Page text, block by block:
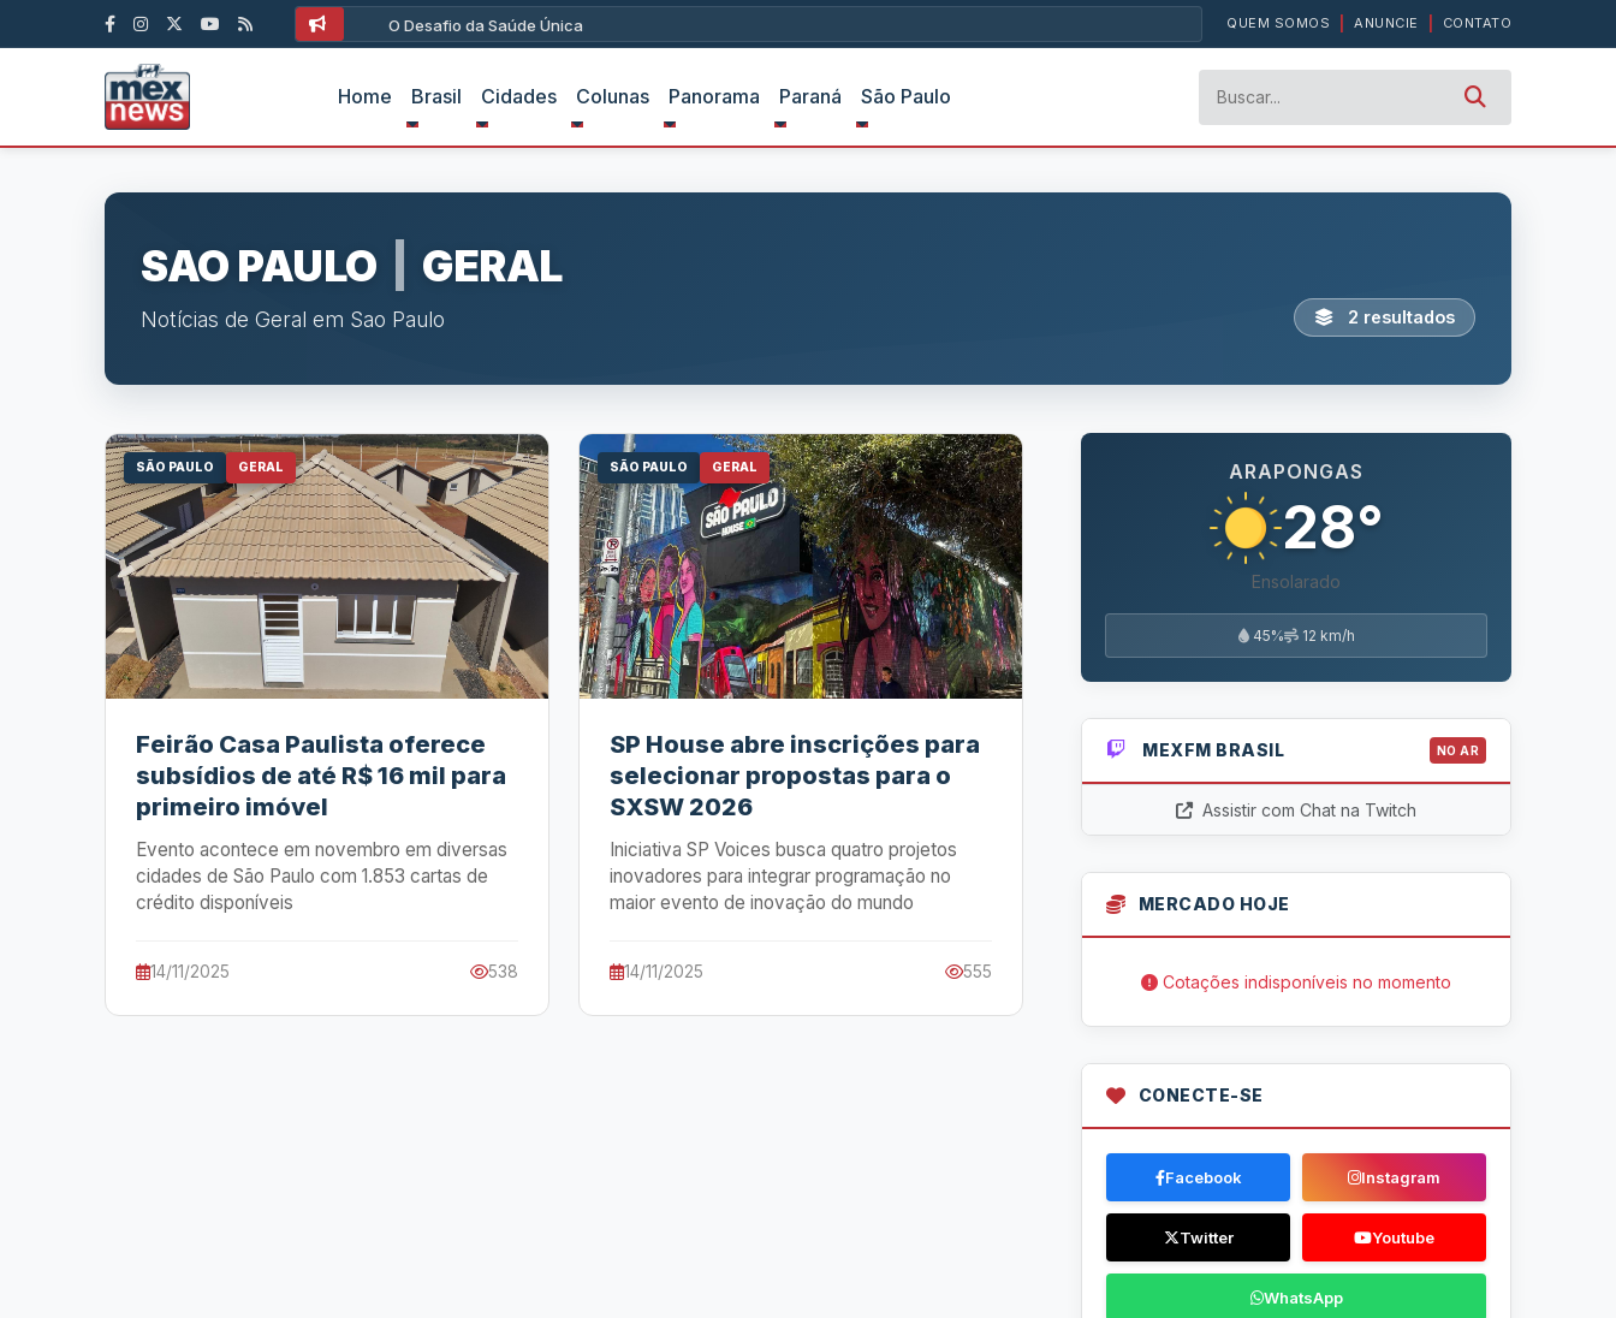
O Desafio da Saúde Única QUEM SOMOS ANUNCIE CONTATO
Home Brasil Cidades Colunas Panorama Paraná São Paulo
SAO PAULO GERAL
Notícias de Geral em Sao Paulo 2 resultados
SÃO PAULO GERAL
Feirão Casa Paulista oferece
subsídios de até R$ 16 mil para
primeiro imóvel
Evento acontece em novembro em diversas
cidades de São Paulo com 1.853 cartas de
crédito disponíveis
14/11/2025 538
SÃO PAULO GERAL
SP House abre inscrições para
selecionar propostas para o
SXSW 2026
Iniciativa SP Voices busca quatro projetos
inovadores para integrar programação no
maior evento de inovação do mundo
14/11/2025 555
ARAPONGAS
28°
Ensolarado
45% 12 km/h
MEXFM BRASIL NO AR
Assistir com Chat na Twitch
MERCADO HOJE
Cotações indisponíveis no momento
CONECTE-SE
Facebook Instagram
Twitter Youtube
WhatsApp